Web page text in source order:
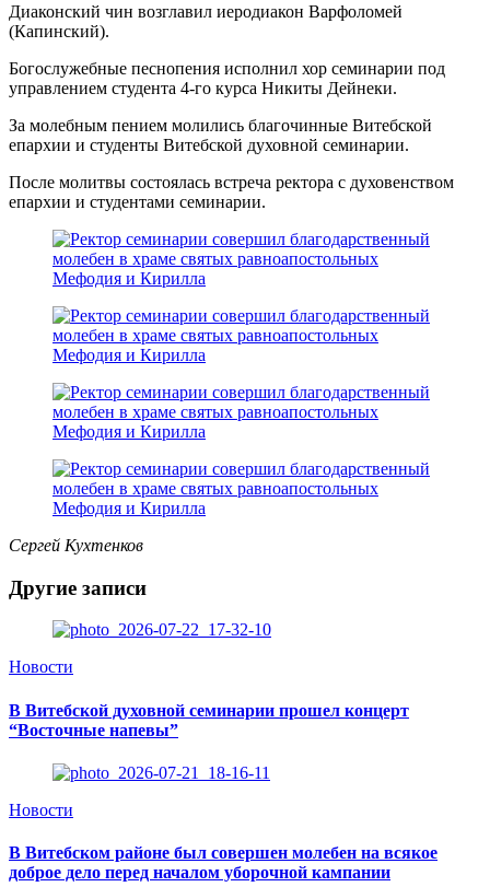
Диаконский чин возглавил иеродиакон Варфоломей
(Капинский).
Богослужебные песнопения исполнил хор семинарии под
управлением студента 4-го курса Никиты Дейнеки.
За молебным пением молились благочинные Витебской
епархии и студенты Витебской духовной семинарии.
После молитвы состоялась встреча ректора с духовенством
епархии и студентами семинарии.
Сергей Кухтенков
Другие записи
Новости
В Витебской духовной семинарии прошел концерт
“Восточные напевы”
Новости
В Витебском районе был совершен молебен на всякое
доброе дело перед началом уборочной кампании